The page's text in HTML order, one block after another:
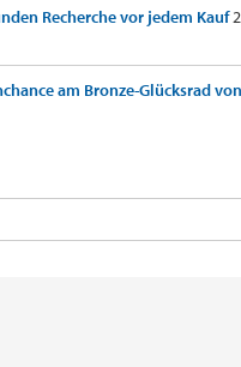
Recherche vor jedem Kauf
am Bronze-Glücksrad